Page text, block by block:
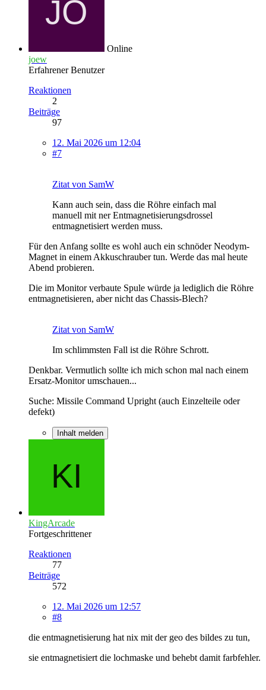
Online
joew
Erfahrener Benutzer
Reaktionen
2
Beiträge
97
12. Mai 2026 um 12:04
#7
Zitat von SamW
Kann auch sein, dass die Röhre einfach mal
manuell mit ner Entmagnetisierungsdrossel
entmagnetisiert werden muss.
Für den Anfang sollte es wohl auch ein schnöder Neodym-
Magnet in einem Akkuschrauber tun. Werde das mal heute
Abend probieren.
Die im Monitor verbaute Spule würde ja lediglich die Röhre
entmagnetisieren, aber nicht das Chassis-Blech?
Zitat von SamW
Im schlimmsten Fall ist die Röhre Schrott.
Denkbar. Vermutlich sollte ich mich schon mal nach einem
Ersatz-Monitor umschauen...
Suche: Missile Command Upright (auch Einzelteile oder
defekt)
Inhalt melden
KingArcade
Fortgeschrittener
Reaktionen
77
Beiträge
572
12. Mai 2026 um 12:57
#8
die entmagnetisierung hat nix mit der geo des bildes zu tun,
sie entmagnetisiert die lochmaske und behebt damit farbfehler.